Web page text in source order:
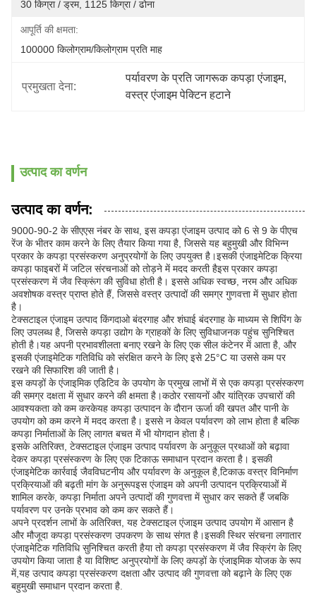
30 किग्रा / ड्रम, 1125 किग्रा / ढोना
आपूर्ति की क्षमता:
100000 किलोग्राम/किलोग्राम प्रति माह
प्रमुखता देना:
पर्यावरण के प्रति जागरूक कपड़ा एंजाइम,
वस्त्र एंजाइम पेक्टिन हटाने
उत्पाद का वर्णन
उत्पाद का वर्णन:
9000-90-2 के सीएएस नंबर के साथ, इस कपड़ा एंजाइम उत्पाद को 6 से 9 के पीएच
रेंज के भीतर काम करने के लिए तैयार किया गया है, जिससे यह बहुमुखी और विभिन्न
प्रकार के कपड़ा प्रसंस्करण अनुप्रयोगों के लिए उपयुक्त है।इसकी एंजाइमेटिक क्रिया
कपड़ा फाइबरों में जटिल संरचनाओं को तोड़ने में मदद करती हैइस प्रकार कपड़ा
प्रसंस्करण में जैव स्क्रूिंग की सुविधा होती है। इससे अधिक स्वच्छ, नरम और अधिक
अवशोषक वस्त्र प्राप्त होते हैं, जिससे वस्त्र उत्पादों की समग्र गुणवत्ता में सुधार होता
है।
टेक्सटाइल एंजाइम उत्पाद किंगदाओ बंदरगाह और शंघाई बंदरगाह के माध्यम से शिपिंग के
लिए उपलब्ध है, जिससे कपड़ा उद्योग के ग्राहकों के लिए सुविधाजनक पहुंच सुनिश्चित
होती है।यह अपनी प्रभावशीलता बनाए रखने के लिए एक सील कंटेनर में आता है, और
इसकी एंजाइमेटिक गतिविधि को संरक्षित करने के लिए इसे 25°C या उससे कम पर
रखने की सिफारिश की जाती है।
इस कपड़ों के एंजाइमिक एडिटिव के उपयोग के प्रमुख लाभों में से एक कपड़ा प्रसंस्करण
की समग्र दक्षता में सुधार करने की क्षमता है।कठोर रसायनों और यांत्रिक उपचारों की
आवश्यकता को कम करकेयह कपड़ा उत्पादन के दौरान ऊर्जा की खपत और पानी के
उपयोग को कम करने में मदद करता है। इससे न केवल पर्यावरण को लाभ होता है बल्कि
कपड़ा निर्माताओं के लिए लागत बचत में भी योगदान होता है।
इसके अतिरिक्त, टेक्सटाइल एंजाइम उत्पाद पर्यावरण के अनुकूल प्रथाओं को बढ़ावा
देकर कपड़ा प्रसंस्करण के लिए एक टिकाऊ समाधान प्रदान करता है। इसकी
एंजाइमेटिक कार्रवाई जैवविघटनीय और पर्यावरण के अनुकूल है,टिकाऊ वस्त्र विनिर्माण
प्रक्रियाओं की बढ़ती मांग के अनुरूपइस एंजाइम को अपनी उत्पादन प्रक्रियाओं में
शामिल करके, कपड़ा निर्माता अपने उत्पादों की गुणवत्ता में सुधार कर सकते हैं जबकि
पर्यावरण पर उनके प्रभाव को कम कर सकते हैं।
अपने प्रदर्शन लाभों के अतिरिक्त, यह टेक्सटाइल एंजाइम उत्पाद उपयोग में आसान है
और मौजूदा कपड़ा प्रसंस्करण उपकरण के साथ संगत है।इसकी स्थिर संरचना लगातार
एंजाइमेटिक गतिविधि सुनिश्चित करती हैया तो कपड़ा प्रसंस्करण में जैव स्क्रिंग के लिए
उपयोग किया जाता है या विशिष्ट अनुप्रयोगों के लिए कपड़ों के एंजाइमिक योजक के रूप
में,यह उत्पाद कपड़ा प्रसंस्करण दक्षता और उत्पाद की गुणवत्ता को बढ़ाने के लिए एक
बहुमुखी समाधान प्रदान करता है.